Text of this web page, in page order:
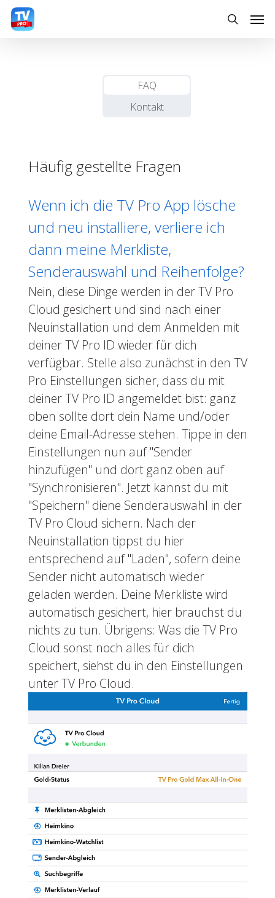
Skip
search
FAQ
Kontakt
Häufig gestellte Fragen
Wenn ich die TV Pro App lösche
und neu installiere, verliere ich
dann meine Merkliste,
Senderauswahl und Reihenfolge?
Nein, diese Dinge werden in der TV Pro
Cloud gesichert und sind nach einer
Neuinstallation und dem Anmelden mit
deiner TV Pro ID wieder für dich
verfügbar. Stelle also zunächst in den TV
Pro Einstellungen sicher, dass du mit
deiner TV Pro ID angemeldet bist: ganz
oben sollte dort dein Name und/oder
deine Email-Adresse stehen. Tippe in den
Einstellungen nun auf "Sender
hinzufügen" und dort ganz oben auf
"Synchronisieren". Jetzt kannst du mit
"Speichern" diene Senderauswahl in der
TV Pro Cloud sichern. Nach der
Neuinstallation tippst du hier
entsprechend auf "Laden", sofern deine
Sender nicht automatisch wieder
geladen werden. Deine Merkliste wird
automatisch gesichert, hier brauchst du
nichts zu tun. Übrigens: Was die TV Pro
Cloud sonst noch alles für dich
speichert, siehst du in den Einstellungen
unter TV Pro Cloud.